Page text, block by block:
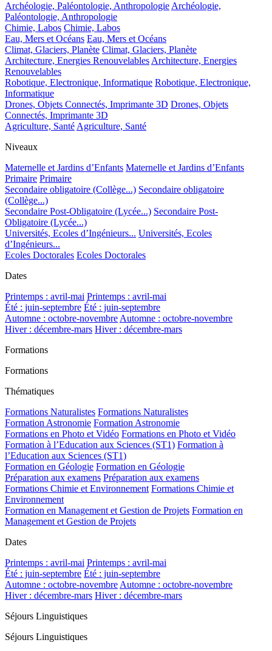
Archéologie, Paléontologie, Anthropologie Archéologie,
Paléontologie, Anthropologie
Chimie, Labos Chimie, Labos
Eau, Mers et Océans Eau, Mers et Océans
Climat, Glaciers, Planète Climat, Glaciers, Planète
Architecture, Energies Renouvelables Architecture, Energies
Renouvelables
Robotique, Electronique, Informatique Robotique, Electronique,
Informatique
Drones, Objets Connectés, Imprimante 3D Drones, Objets
Connectés, Imprimante 3D
Agriculture, Santé Agriculture, Santé
Niveaux
Maternelle et Jardins d’Enfants Maternelle et Jardins d’Enfants
Primaire Primaire
Secondaire obligatoire (Collège...) Secondaire obligatoire
(Collège...)
Secondaire Post-Obligatoire (Lycée...) Secondaire Post-
Obligatoire (Lycée...)
Universités, Ecoles d’Ingénieurs... Universités, Ecoles
d’Ingénieurs...
Ecoles Doctorales Ecoles Doctorales
Dates
Printemps : avril-mai Printemps : avril-mai
Été : juin-septembre Été : juin-septembre
Automne : octobre-novembre Automne : octobre-novembre
Hiver : décembre-mars Hiver : décembre-mars
Formations
Formations
Thématiques
Formations Naturalistes Formations Naturalistes
Formation Astronomie Formation Astronomie
Formations en Photo et Vidéo Formations en Photo et Vidéo
Formation à l’Education aux Sciences (ST1) Formation à
l’Education aux Sciences (ST1)
Formation en Géologie Formation en Géologie
Préparation aux examens Préparation aux examens
Formations Chimie et Environnement Formations Chimie et
Environnement
Formation en Management et Gestion de Projets Formation en
Management et Gestion de Projets
Dates
Printemps : avril-mai Printemps : avril-mai
Été : juin-septembre Été : juin-septembre
Automne : octobre-novembre Automne : octobre-novembre
Hiver : décembre-mars Hiver : décembre-mars
Séjours Linguistiques
Séjours Linguistiques